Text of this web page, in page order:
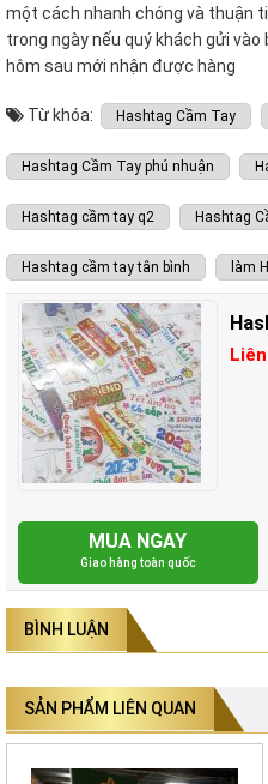
một cách nhanh chóng và thuận
trong ngày nếu quý khách gửi
hôm sau mới nhận được hàng
Từ khóa: Hashtag Cầm Tay
Hashtag Cầm Tay phú nhuận
Hashtag cầm tay q2 Hashtag
Hashtag cầm tay tân bình làm
MUA NGAY
Giao hàng toàn quốc
BÌNH LUẬN
SẢN PHẨM LIÊN QUAN